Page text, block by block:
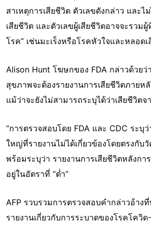
สาเหตุการเสียชีวิต ตัวเลขดังกล่าว และไ
เสียชีวิต และตัวเลขผู้เสียชีวิตอาจจะรวม
โรค” เช่นมะเร็งหรือโรคหัวใจและหลอดเ
Alison Hunt โฆษกของ FDA กล่าวด้วยว่
สุขภาพจะต้องรายงานการเสียชีวิตภายห
แม้ว่าจะยังไม่สามารถระบุได้ว่าเสียชีวิต
“การตรวจสอบโดย FDA และ CDC ระบุ
ใหญ่ที่รายงานไม่ได้เกี่ยวข้องโดยตรงกับ
พร้อมระบุว่า รายงานการเสียชีวิตหลังก
อยู่ในอัตราที่ “ต่ำ”
AFP รวบรวมการตรวจสอบคำกล่าวอ้างที่
รายงานเกี่ยวกับการระบาดของโรคโควิ